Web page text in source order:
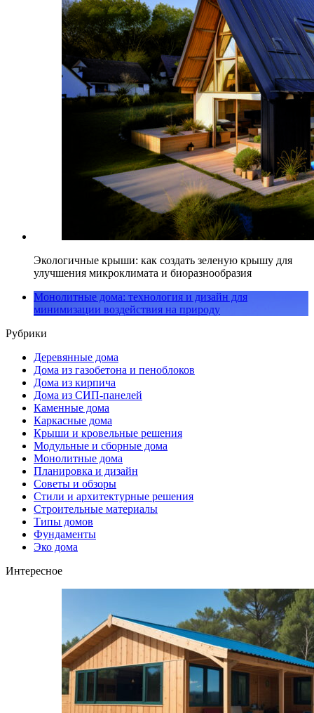
Экологичные крыши: как создать зеленую крышу для
улучшения микроклимата и биоразнообразия
Монолитные дома: технология и дизайн для
минимизации воздействия на природу
Рубрики
Деревянные дома
Дома из газобетона и пеноблоков
Дома из кирпича
Дома из СИП-панелей
Каменные дома
Каркасные дома
Крыши и кровельные решения
Модульные и сборные дома
Монолитные дома
Планировка и дизайн
Советы и обзоры
Стили и архитектурные решения
Строительные материалы
Типы домов
Фундаменты
Эко дома
Интересное